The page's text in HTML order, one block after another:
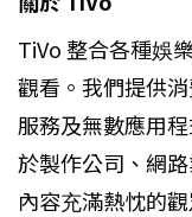
TiVo 整合各種娛
觀看。我們提供
服務及無數應用
於製作公司、網
內容充滿熱忱的